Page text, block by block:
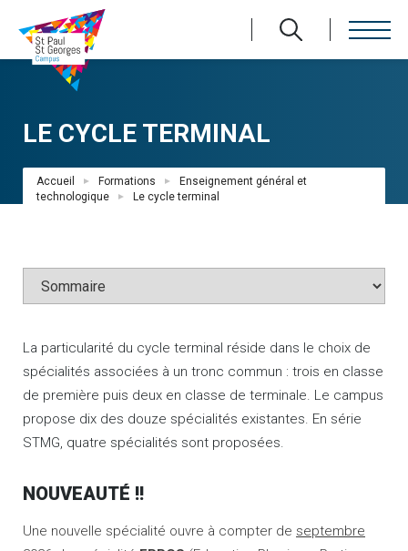
LE CYCLE TERMINAL
Fil
d'Ariane
Accueil Formations
Enseignement général et
technologique
Le cycle terminal
La particularité du cycle terminal réside dans le choix de
spécialités associées à un tronc commun : trois en classe
de première puis deux en classe de terminale. Le campus
propose dix des douze spécialités existantes. En série
STMG, quatre spécialités sont proposées.
NOUVEAUTÉ !!
Une nouvelle spécialité ouvre à compter de septembre